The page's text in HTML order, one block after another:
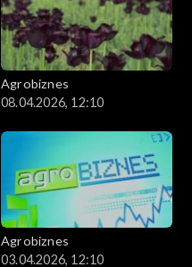
Agrobiznes
08.04.2026, 12:10
Agrobiznes
03.04.2026, 12:10